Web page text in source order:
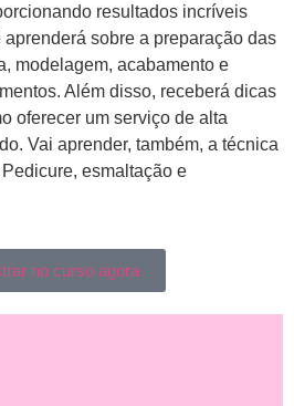
resultados incríveis
sobre a preparação das
modelagem, acabamento e
Além disso, receberá dicas
oferecer um serviço de alta
Vai aprender, também, a técnica
esmaltação e
no curso agora